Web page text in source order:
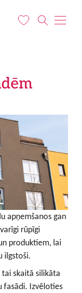
apņemšanos gan
rūpīgi
produktiem, lai
ilgstoši.
tai skaitā silikāta
fasādi. Izvēloties